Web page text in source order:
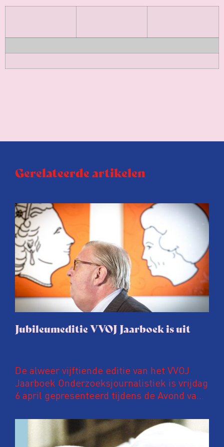
Gerelateerde artikelen
Jubileumeditie VVOJ Jaarboek is uit
De alweer vijftiende editie van het VVOJ
Jaarboek Onderzoeksjournalistiek is vrijdag
6 april gepresenteerd tijdens de Avond van
Zwijger in Amsterdam. In deze
jubileumuitgave een speciaal katern met